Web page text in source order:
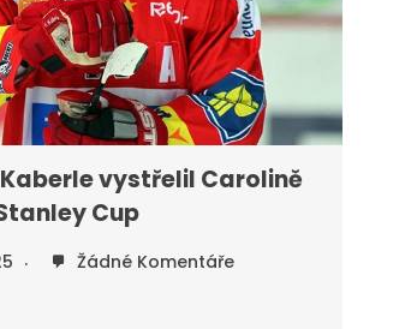
vystřelil Carolině
Cup
Žádné Komentáře